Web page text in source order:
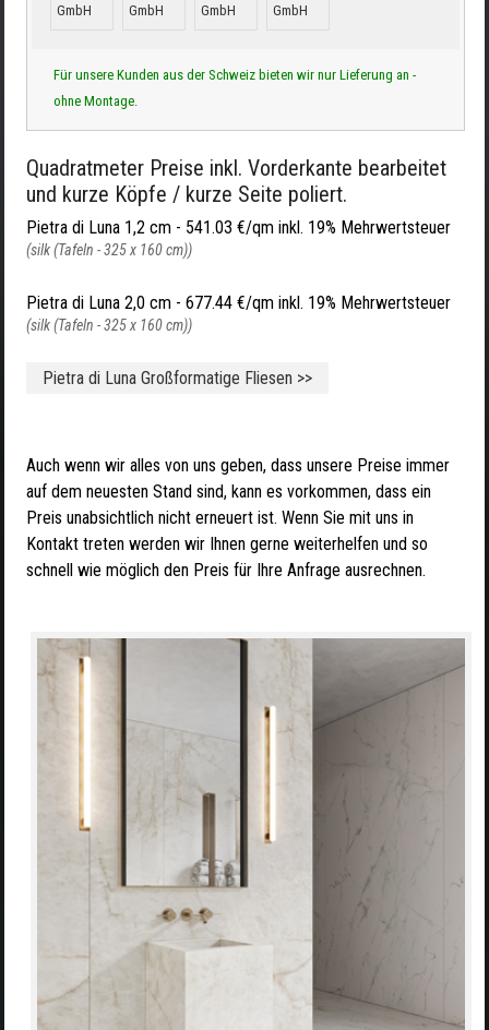
Für unsere Kunden aus der Schweiz bieten wir nur Lieferung an -
ohne Montage.
Quadratmeter Preise inkl. Vorderkante bearbeitet
und kurze Köpfe / kurze Seite poliert.
Pietra di Luna 1,2 cm - 541.03 €/qm inkl. 19% Mehrwertsteuer
(silk (Tafeln - 325 x 160 cm))
Pietra di Luna 2,0 cm - 677.44 €/qm inkl. 19% Mehrwertsteuer
(silk (Tafeln - 325 x 160 cm))
Pietra di Luna Großformatige Fliesen >>
Auch wenn wir alles von uns geben, dass unsere Preise immer
auf dem neuesten Stand sind, kann es vorkommen, dass ein
Preis unabsichtlich nicht erneuert ist. Wenn Sie mit uns in
Kontakt treten werden wir Ihnen gerne weiterhelfen und so
schnell wie möglich den Preis für Ihre Anfrage ausrechnen.